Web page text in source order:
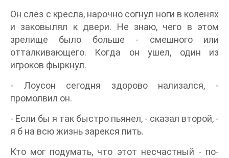
Он слез с кресла, нарочно согнул ноги в коленях
и заковылял к двери. Не знаю, чего в этом
зрелище было больше - смешного или
отталкивающего. Когда он ушел, один из
игроков фыркнул.
- Лоусон сегодня здорово нализался, -
промолвил он.
- Если бы я так быстро пьянел, - сказал второй, -
я б на всю жизнь зарекся пить.
Кто мог подумать, что этот несчастный - по-